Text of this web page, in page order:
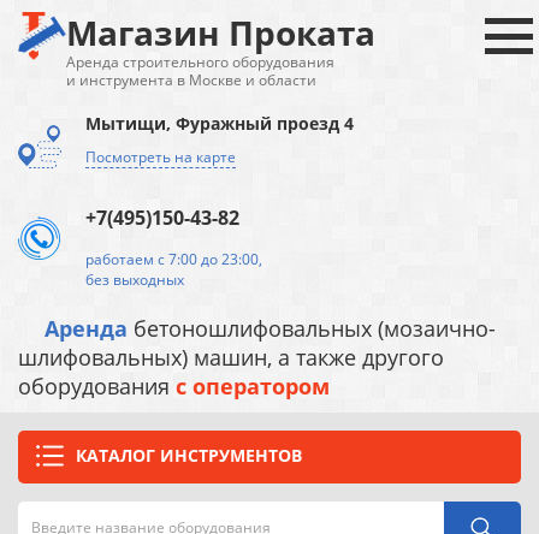
Магазин Проката
Аренда строительного оборудования
и инструмента в Москве и области
Мытищи, Фуражный проезд 4
Посмотреть на карте
+7(495)150-43-82
работаем с 7:00 до 23:00,
без выходных
Аренда бетоношлифовальных (мозаично-
шлифовальных) машин, а также другого
оборудования с оператором
КАТАЛОГ ИНСТРУМЕНТОВ